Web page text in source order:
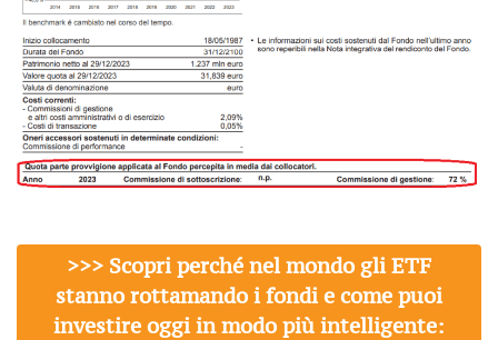
>>> Scopri perché nel mondo gli ETF
stanno rottamando i fondi e come puoi
investire oggi in modo più intelligente: